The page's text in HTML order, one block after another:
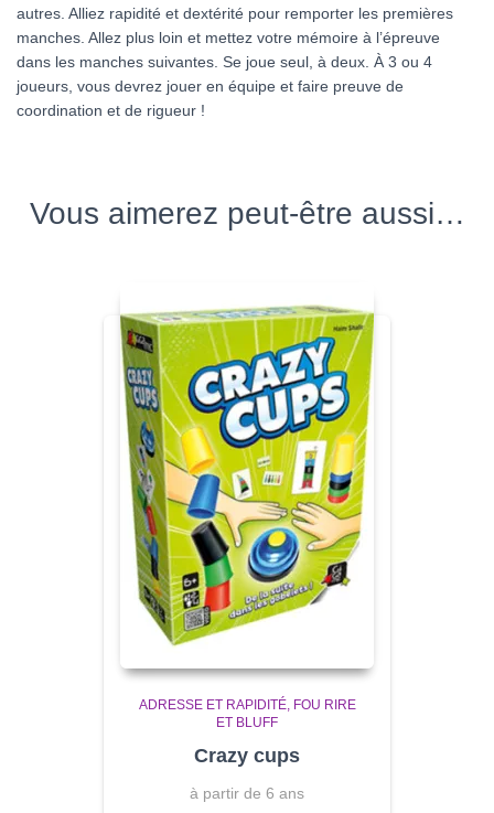
autres. Alliez rapidité et dextérité pour remporter les premières
manches. Allez plus loin et mettez votre mémoire à l’épreuve
dans les manches suivantes. Se joue seul, à deux. À 3 ou 4
joueurs, vous devrez jouer en équipe et faire preuve de
coordination et de rigueur !
Vous aimerez peut-être aussi…
ADRESSE ET RAPIDITÉ FOU RIRE
ET BLUFF
Crazy cups
à partir de 6 ans